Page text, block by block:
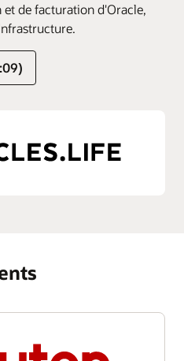
de facturation d'Oracle,